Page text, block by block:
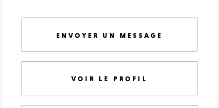
ENVOYER UN MESSAGE
VOIR LE PROFIL